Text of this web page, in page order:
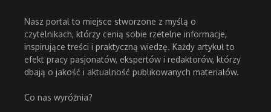
Nasz portal to miejsce stworzone z myślą o
czytelnikach, którzy cenią sobie rzetelne informacje,
inspirujące treści i praktyczną wiedzę. Każdy artykuł to
efekt pracy pasjonatów, ekspertów i redaktorów, którzy
dbają o jakość i aktualność publikowanych materiałów.
Co nas wyróżnia?